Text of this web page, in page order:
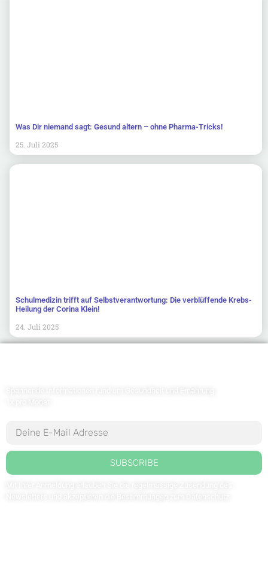
Was Dir niemand sagt: Gesund altern – ohne Pharma-Tricks!
25. Juli 2025
Schulmedizin trifft auf Selbstverantwortung: Die verblüffende Krebs-
Heilung der Corina Klein!
24. Juli 2025
SUBSCRIBE